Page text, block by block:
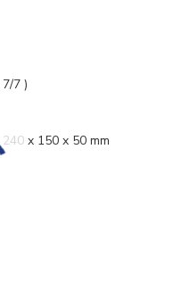
7 )
x 150 x 50 mm